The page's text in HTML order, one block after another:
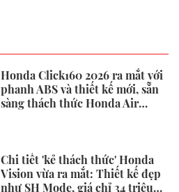
Honda Click160 2026 ra mắt với
phanh ABS và thiết kế mới, sẵn
sàng thách thức Honda Air
Chi tiết 'kẻ thách thức' Honda
Vision vừa ra mắt: Thiết kế đẹp
như SH Mode, giá chỉ 34 triệu